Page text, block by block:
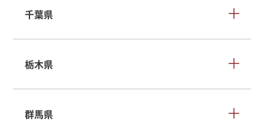
千葉県
栃木県
群馬県